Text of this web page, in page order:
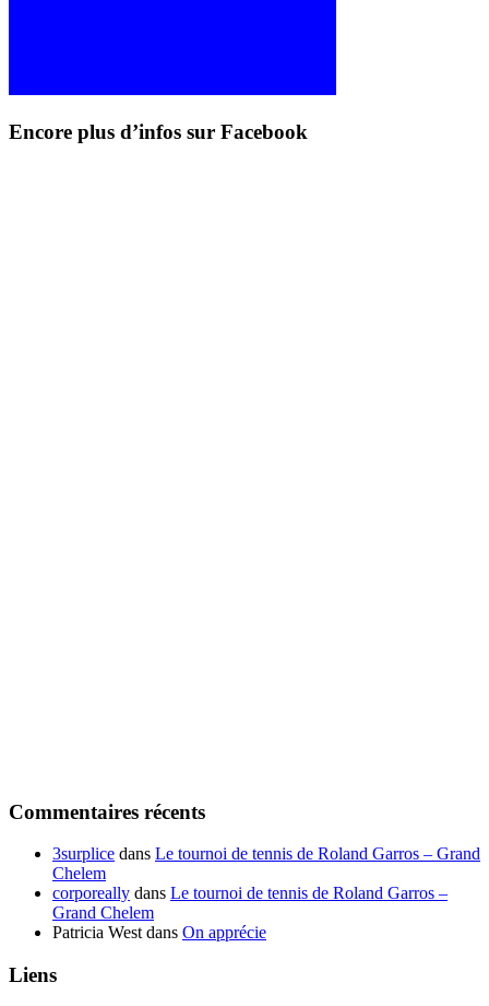
Encore plus d’infos sur Facebook
Commentaires récents
3surplice dans Le tournoi de tennis de Roland Garros – Grand
Chelem
corporeally dans Le tournoi de tennis de Roland Garros –
Grand Chelem
Patricia West dans On apprécie
Liens